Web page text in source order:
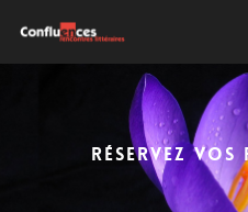
RÉSERVEZ VOS